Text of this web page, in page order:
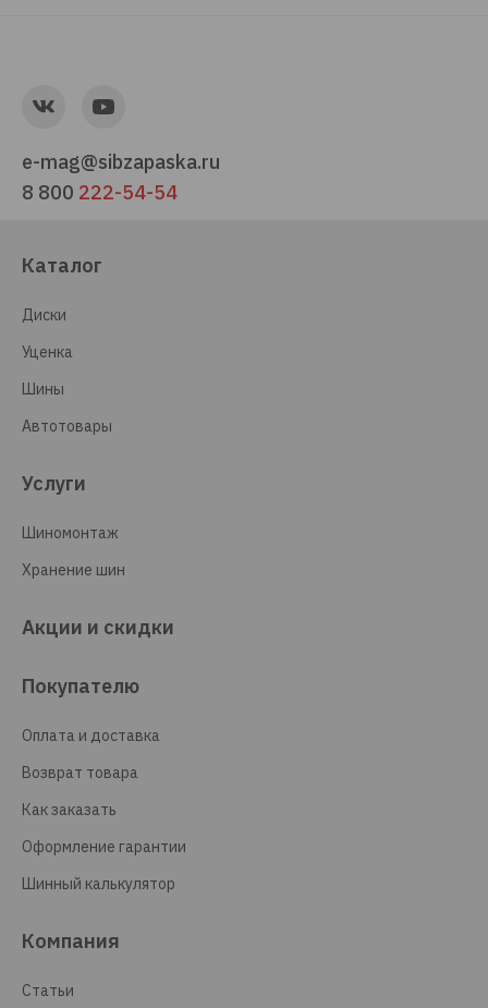
e-mag@sibzapaska.ru
8 800 222-54-54
Каталог
Диски
Уценка
Шины
Автотовары
Услуги
Шиномонтаж
Хранение шин
Акции и скидки
Покупателю
Оплата и доставка
Возврат товара
Как заказать
Оформление гарантии
Шинный калькулятор
Компания
Статьи